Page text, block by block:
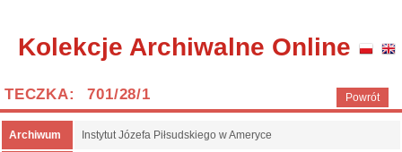
Kolekcje Archiwalne Online
Powrót
TECZKA: 701/28/1
Archiwum Instytut Józefa Piłsudskiego w Ameryce